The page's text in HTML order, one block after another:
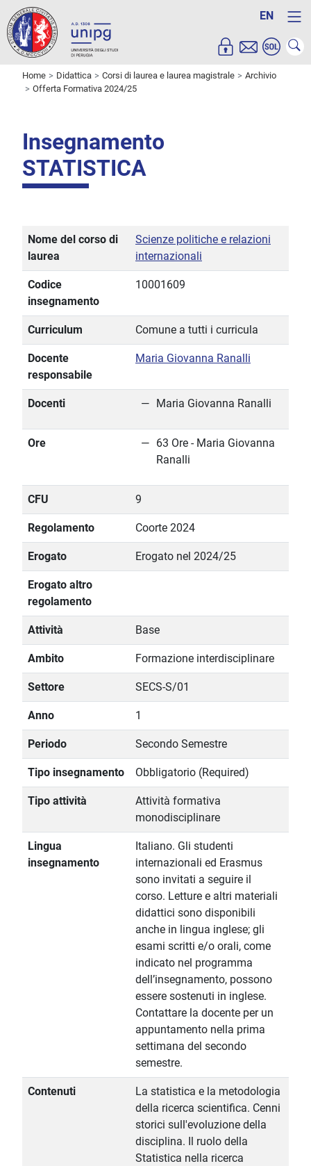
EN
Home Didattica Corsi di laurea e laurea magistrale
Archivio
Offerta Formativa 2024/25
Insegnamento
STATISTICA
Nome del corso di
laurea
Scienze politiche e relazioni
internazionali
Codice
insegnamento
10001609
Curriculum Comune a tutti i curricula
Docente
responsabile
Maria Giovanna Ranalli
Docenti Maria Giovanna Ranalli
Ore
63 Ore - Maria Giovanna
Ranalli
CFU 9
Regolamento Coorte 2024
Erogato Erogato nel 2024/25
Erogato altro
regolamento
Attività Base
Ambito Formazione interdisciplinare
Settore SECS-S/01
Anno 1
Periodo Secondo Semestre
Tipo insegnamento Obbligatorio (Required)
Tipo attività
Attività formativa
monodisciplinare
Lingua
insegnamento
Italiano. Gli studenti
internazionali ed Erasmus
sono invitati a seguire il
corso. Letture e altri materiali
didattici sono disponibili
anche in lingua inglese; gli
esami scritti e/o orali, come
indicato nel programma
dell’insegnamento, possono
essere sostenuti in inglese.
Contattare la docente per un
appuntamento nella prima
settimana del secondo
semestre.
Contenuti
La statistica e la metodologia
della ricerca scientifica. Cenni
storici sull'evoluzione della
disciplina. Il ruolo della
Statistica nella ricerca